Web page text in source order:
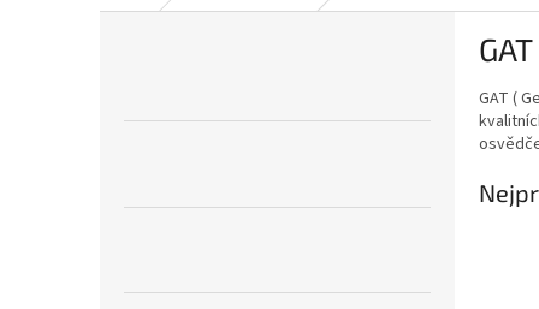
GAT
GAT (